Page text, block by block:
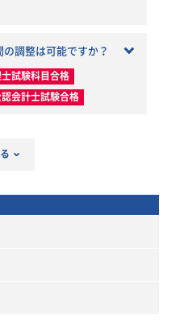
調整は可能ですか？
試験科目合格
会計士試験合格